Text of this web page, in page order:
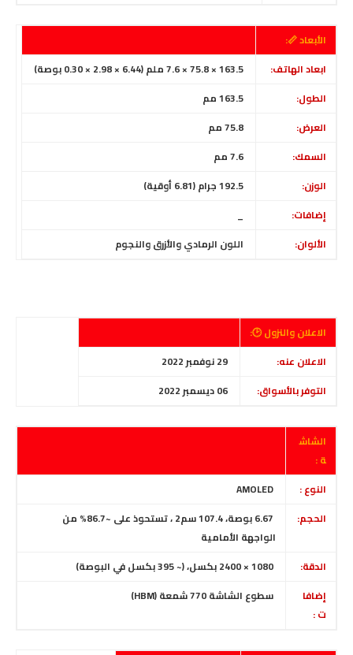
الأبعاد 📏:
ابعاد الهاتف:
163.5 × 75.8 × 7.6 ملم (6.44 × 2.98 × 0.30 بوصة)
الطول:
163.5مم
العرض:
75.8 مم
السمك:
7.6 مم
الوزن:
192.5 جرام (6.81 أوقية)
إضافات:
الألوان:
اللون الرمادي والأزرق والنجوم
الاعلان والنزول 🕑:
الاعلان عنه:
التوفر بالأسواق:
الشاش
ة :
النوع :
AMOLED
الحجم:
6.67 بوصة، 107.4 سم2 ، تستحوذ على ~86.7% من
الواجهة الأمامية
الدقة:
1080 × 2400 بكسل،
(~ 395 بكسل في البوصة)
إضافا
ت :
سطوع الشاشة 770 شمعة (HBM)